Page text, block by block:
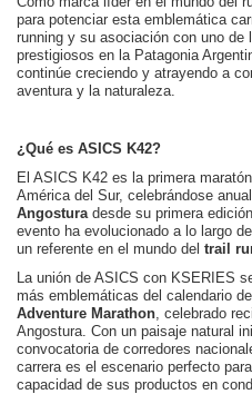
para potenciar esta emblemática
running y su asociación con uno
prestigiosos en la Patagonia
continúe creciendo y atrayendo a
aventura y la naturaleza.
¿Qué es ASICS K42?
El ASICS K42 es la primera
América del Sur, celebrándose
Angostura desde su primera
evento ha evolucionado a lo largo
un referente en el mundo del trail
La unión de ASICS con KSERIES
más emblemáticas del calendario
Adventure Marathon, celebrado
Angostura. Con un paisaje natural
convocatoria de corredores
carrera es el escenario perfecto
capacidad de sus productos en